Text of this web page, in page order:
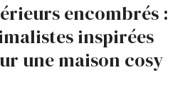
encombrés :
inspirées
une maison cosy